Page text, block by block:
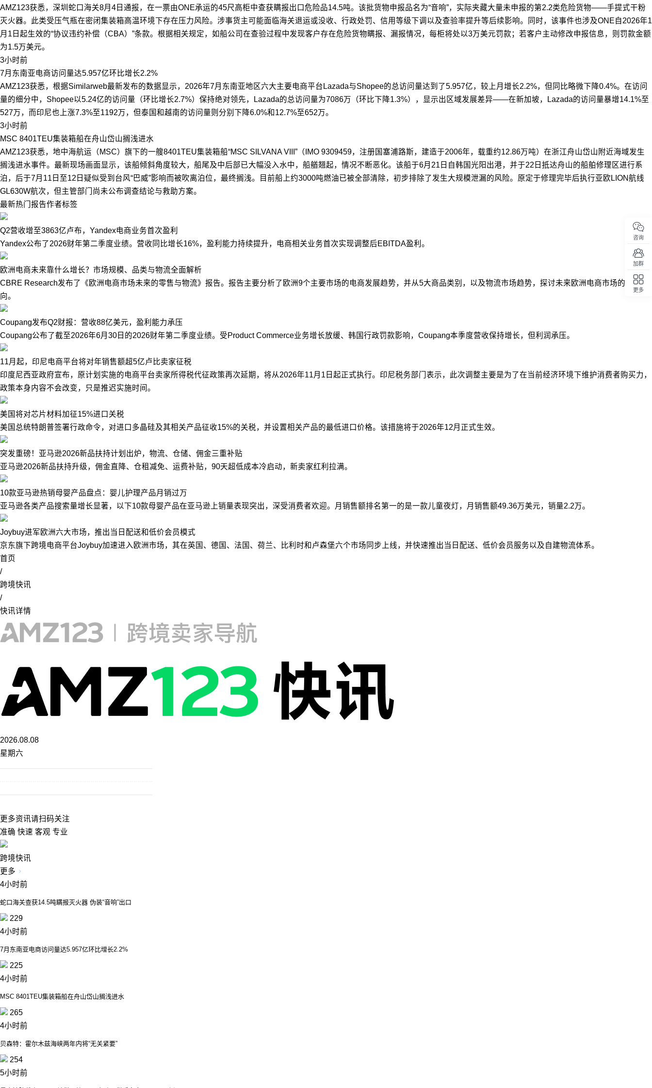
AMZ123获悉，深圳蛇口海关8月4日通报，在一票由ONE承运的45尺高柜中查获瞒报出口危险品14.5吨。该批货物申报品名为“音响”，实际夹藏大量未申报的第2.2类危险货物——手提式干粉
灭火器。此类受压气瓶在密闭集装箱高温环境下存在压力风险。涉事货主可能面临海关退运或没收、行政处罚、信用等级下调以及查验率提升等后续影响。同时，该事件也涉及ONE自2026年1
月1日起生效的“协议违约补偿（CBA）”条款。根据相关规定，如船公司在查验过程中发现客户存在危险货物瞒报、漏报情况，每柜将处以3万美元罚款；若客户主动修改申报信息，则罚款金额
为1.5万美元。
3小时前
7月东南亚电商访问量达5.957亿环比增长2.2%
AMZ123获悉，根据Similarweb最新发布的数据显示，2026年7月东南亚地区六大主要电商平台Lazada与Shopee的总访问量达到了5.957亿，较上月增长2.2%，但同比略微下降0.4%。在访问
量的细分中，Shopee以5.24亿的访问量（环比增长2.7%）保持绝对领先，Lazada的总访问量为7086万（环比下降1.3%），显示出区域发展差异——在新加坡，Lazada的访问量暴增14.1%至
527万，而印尼也上涨7.3%至1192万，但泰国和越南的访问量则分别下降6.0%和12.7%至652万。
3小时前
MSC 8401TEU集装箱船在舟山岱山搁浅进水
AMZ123获悉，地中海航运（MSC）旗下的一艘8401TEU集装箱船“MSC SILVANA VIII”（IMO 9309459，注册国塞浦路斯，建造于2006年，载重约12.86万吨）在浙江舟山岱山附近海域发生
搁浅进水事件。最新现场画面显示，该船倾斜角度较大，船尾及中后部已大幅没入水中，船艏翘起，情况不断恶化。该船于6月21日自韩国光阳出港，并于22日抵达舟山的船舶修理区进行系
泊，后于7月11日至12日疑似受到台风“巴威”影响而被吹离泊位，最终搁浅。目前船上约3000吨燃油已被全部清除，初步排除了发生大规模泄漏的风险。原定于修理完毕后执行亚欧LION航线
GL630W航次，但主管部门尚未公布调查结论与救助方案。
最新热门 报告作者标签
Q2营收增至3863亿卢布，Yandex电商业务首次盈利
Yandex公布了2026财年第二季度业绩。营收同比增长16%，盈利能力持续提升，电商相关业务首次实现调整后EBITDA盈利。
欧洲电商未来靠什么增长？市场规模、品类与物流全面解析
CBRE Research发布了《欧洲电商市场未来的零售与物流》报告。报告主要分析了欧洲9个主要市场的电商发展趋势，并从5大商品类别，以及物流市场趋势，探讨未来欧洲电商市场的发展方
向。
Coupang发布Q2财报：营收88亿美元，盈利能力承压
Coupang公布了截至2026年6月30日的2026财年第二季度业绩。受Product Commerce业务增长放缓、韩国行政罚款影响，Coupang本季度营收保持增长，但利润承压。
11月起，印尼电商平台将对年销售额超5亿卢比卖家征税
印度尼西亚政府宣布，原计划实施的电商平台卖家所得税代征政策再次延期，将从2026年11月1日起正式执行。印尼税务部门表示，此次调整主要是为了在当前经济环境下维护消费者购买力，
政策本身内容不会改变，只是推迟实施时间。
美国将对芯片材料加征15%进口关税
美国总统特朗普签署行政命令，对进口多晶硅及其相关产品征收15%的关税，并设置相关产品的最低进口价格。该措施将于2026年12月正式生效。
突发重磅！亚马逊2026新品扶持计划出炉，物流、仓储、佣金三重补贴
亚马逊2026新品扶持升级，佣金直降、仓租减免、运费补贴，90天超低成本冷启动，新卖家红利拉满。
10款亚马逊热销母婴产品盘点：婴儿护理产品月销过万
亚马逊各类产品搜索量增长显著，以下10款母婴产品在亚马逊上销量表现突出，深受消费者欢迎。月销售额排名第一的是一款儿童夜灯，月销售额49.36万美元，销量2.2万。
Joybuy进军欧洲六大市场，推出当日配送和低价会员模式
京东旗下跨境电商平台Joybuy加速进入欧洲市场，其在英国、德国、法国、荷兰、比利时和卢森堡六个市场同步上线，并快速推出当日配送、低价会员服务以及自建物流体系。
首页
/
跨境快讯
/
快讯详情
2026.08.08
星期六
更多资讯请扫码关注
准确 快速 客观 专业
跨境快讯
更多
4小时前
蛇口海关查获14.5吨瞒报灭火器 伪装“音响”出口
229
4小时前
7月东南亚电商访问量达5.957亿环比增长2.2%
225
4小时前
MSC 8401TEU集装箱船在舟山岱山搁浅进水
265
4小时前
贝森特：霍尔木兹海峡两年内将“无关紧要”
254
5小时前
咨询
加群
更多